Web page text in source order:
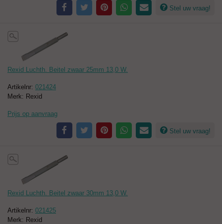
Stel uw vraag!
Rexid Luchth. Beitel zwaar 25mm 13,0 W.
Artikelnr: 021424
Merk: Rexid
Prijs op aanvraag
Stel uw vraag!
Rexid Luchth. Beitel zwaar 30mm 13,0 W.
Artikelnr: 021425
Merk: Rexid